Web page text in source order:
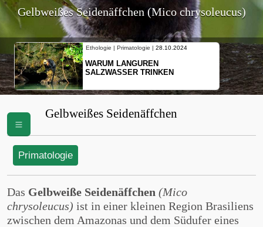
Gelbweißes Seidenäffchen (Mico chrysoleucus)
Ethologie | Primatologie | 28.10.2024
WARUM LANGUREN
SALZWASSER TRINKEN
Gelbweißes Seidenäffchen
Primatologie
Das Gelbweiße Seidenäffchen (Mico
chrysoleucus) ist in einer kleinen Region Brasiliens
zwischen dem Amazonas und dem Südufer eines